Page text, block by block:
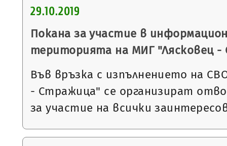
29.10.2019
Покана за участие в
територията на МИГ "Лясковец -
Във връзка с изпълнението на
- Стражица" се организират
за участие на всички